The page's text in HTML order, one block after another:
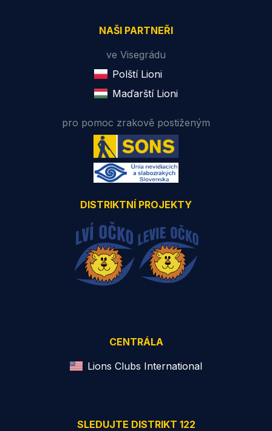
NAŠI PARTNEŘI
ve Visegrádu
Polští Lioni
Maďarští Lioni
pro pomoc zrakově postiženým
DISTRIKTNÍ PROJEKTY
CENTRÁLA
Lions Clubs International
SLEDUJTE DISTRIKT 122